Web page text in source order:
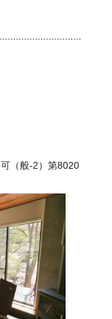
（般-2）第8020